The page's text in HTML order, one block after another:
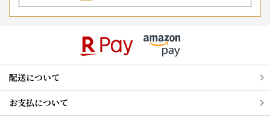
配送について
お支払について